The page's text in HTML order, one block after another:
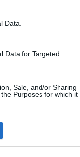
Data.
Data for Targeted
Sale, and/or Sharing
Purposes for which it